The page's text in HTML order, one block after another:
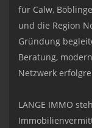
für Calw,
und die Region
Gründung
Beratung,
Netzwerk
LANGE IMMO